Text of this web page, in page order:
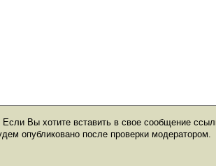
Вы хотите вставить в свое сообщение
опубликовано после проверки модератором.